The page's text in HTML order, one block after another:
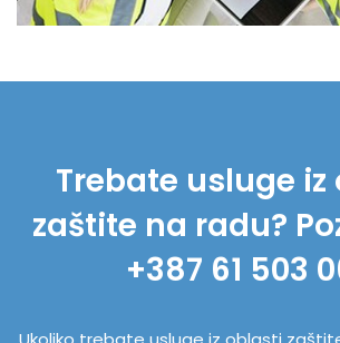
Trebate usluge
zaštite na radu?
+387 61 503